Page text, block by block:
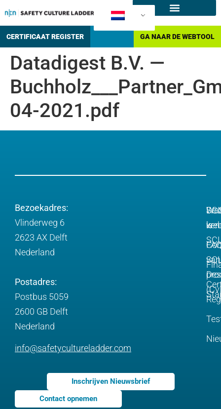
CERTIFICAAT REGISTER GA NAAR DE WEBTOOL
Datadigest B.V. —
04-2021.pdf
Bezoekadres:
Vlinderweg 6
2623 AX Delft
Nederland
Postadres:
Postbus 5059
2600 GB Delft
Nederland
info@safetycultureladder.com
is
De
van
Inschrijven Nieuwsbrief
Contact opnemen